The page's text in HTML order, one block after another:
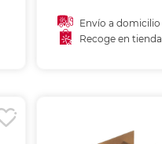
Envío a domicilio
Recoge en tienda